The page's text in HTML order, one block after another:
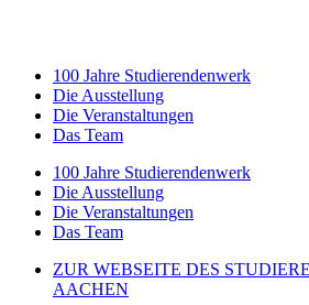
100 Jahre Studierendenwerk
Die Ausstellung
Die Veranstaltungen
Das Team
100 Jahre Studierendenwerk
Die Ausstellung
Die Veranstaltungen
Das Team
ZUR WEBSEITE DES
AACHEN